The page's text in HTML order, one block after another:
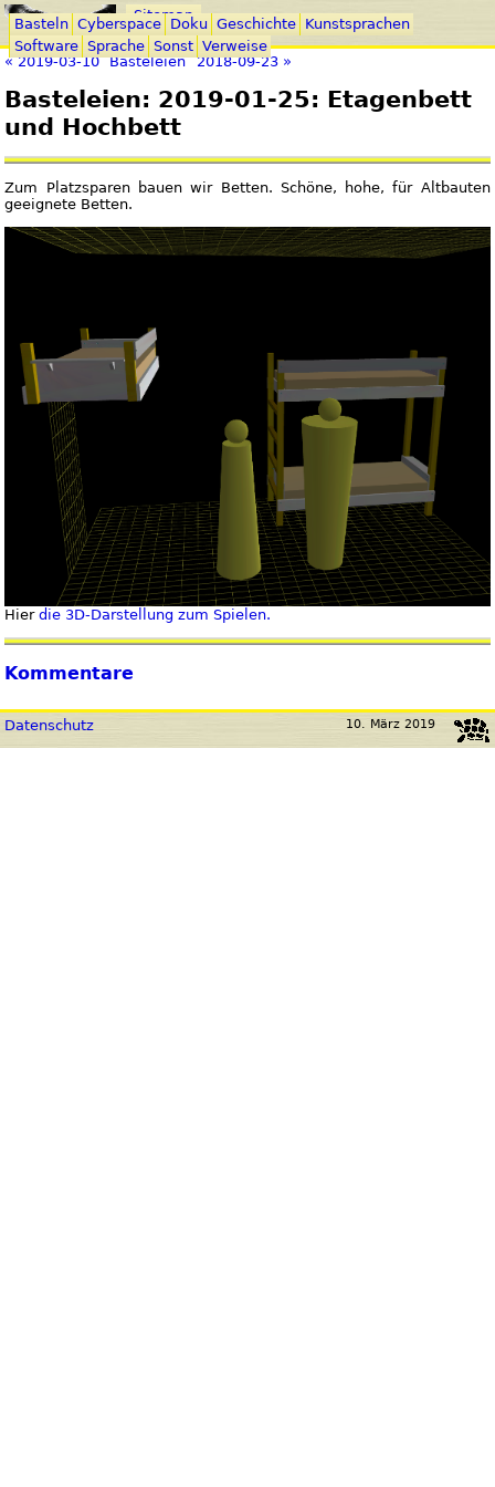
Sitemap
« 2019-03-10 Basteleien 2018-09-23 »
Basteleien: 2019-01-25: Etagenbett
und Hochbett
Zum Platzsparen bauen wir Betten. Schöne, hohe, für Altbauten
geeignete Betten.
Hierdie 3D-Darstellung zum Spielen.
Kommentare
Basteln Cyberspace Doku Geschichte
Kunstsprachen
Software Sprache Sonst Verweise
10. März 2019
Datenschutz